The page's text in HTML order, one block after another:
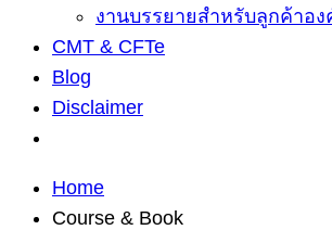
งานบรรยายสำหรับลูกค้าอง
CMT & CFTe
Blog
Disclaimer
Home
Course & Book